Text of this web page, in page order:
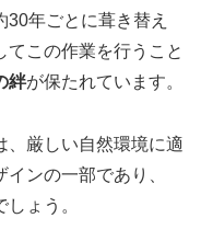
年ごとに葺き替え
てこの作業を行うこと
絆が保たれています。
、厳しい自然環境に適
ンの一部であり、
ょう。